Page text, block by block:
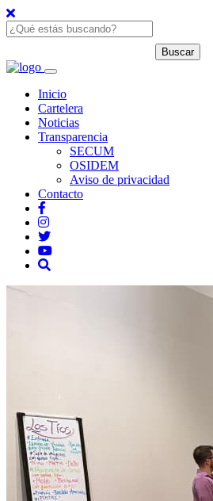
Inicio
Cartelera
Noticias
Transparencia
SECUM
OSIDEM
Aviso de privacidad
Contacto